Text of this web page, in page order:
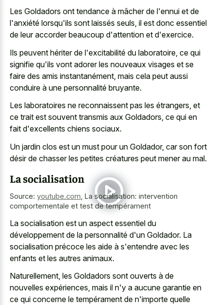
Les Goldadors ont tendance à mâcher de l'ennui et de
l'anxiété lorsqu'ils sont laissés seuls, il est donc essentiel
de leur accorder beaucoup d'attention et d'exercice.
Ils peuvent hériter de l'excitabilité du laboratoire, ce qui
signifie qu'ils vont adorer les nouveaux visages et se
faire des amis instantanément, mais cela peut aussi
conduire à une personnalité bruyante.
Les laboratoires ne reconnaissent pas les étrangers, et
ce trait est souvent transmis aux Goldadors, ce qui en
fait d'excellents chiens sociaux.
Un jardin clos est un must pour un Goldador, car son fort
désir de chasser les petites créatures peut mener au mal.
La socialisation
Source: youtube.com La socialisation: intervention
comportementale et test de tempérament
La socialisation est un aspect essentiel du
développement de la personnalité d'un Goldador. La
socialisation précoce les aide à s'entendre avec les
enfants et les autres animaux.
Naturellement, les Goldadors sont ouverts à de
nouvelles expériences, mais il n'y a aucune garantie en
ce qui concerne le tempérament de n'importe quelle